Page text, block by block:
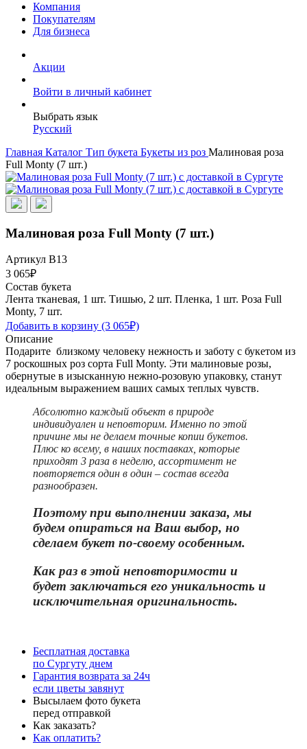
Компания
Покупателям
Для бизнеса
Акции
Войти в личный кабинет
Выбрать язык
Русский
Главная Каталог Тип букета Букеты из роз Малиновая роза
Full Monty (7 шт.)
Малиновая роза Full Monty (7 шт.)
Артикул В13
3 065₽
Состав букета
Лента тканевая, 1 шт. Тишью, 2 шт. Пленка, 1 шт. Роза Full
Monty, 7 шт.
Добавить в корзину (3 065₽)
Описание
Подарите близкому человеку нежность и заботу с букетом из
7 роскошных роз сорта Full Monty. Эти малиновые розы,
обернутые в изысканную нежно-розовую упаковку, станут
идеальным выражением ваших самых теплых чувств.
Абсолютно каждый объект в природе
индивидуален и неповторим. Именно по этой
причине мы не делаем точные копии букетов.
Плюс ко всему, в наших поставках, которые
приходят 3 раза в неделю, ассортимент не
повторяется один в один – состав всегда
разнообразен.
Поэтому при выполнении заказа, мы
будем опираться на Ваш выбор, но
сделаем букет по-своему особенным.
Как раз в этой неповторимости и
будет заключаться его уникальность и
исключительная оригинальность.
Бесплатная доставка
по Сургуту днем
Гарантия возврата за 24ч
если цветы завянут
Высылаем фото букета
перед отправкой
Как заказать?
Как оплатить?